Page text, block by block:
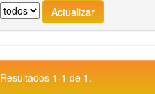
Resultados 1-1 de 1.